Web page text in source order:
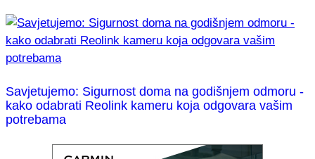
Savjetujemo: Sigurnost doma na godišnjem odmoru -
kako odabrati Reolink kameru koja odgovara vašim
potrebama